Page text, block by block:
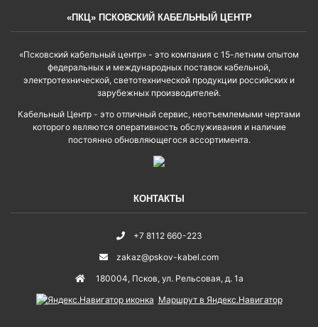
«ПКЦ» ПСКОВСКИЙ КАБЕЛЬНЫЙ ЦЕНТР
«Псковский кабельный центр» - это компания с 15-летним опытом
федеральных и международных поставок кабельной,
электротехнической, светотехнической продукции российских и
зарубежных производителей.
Кабельный Центр - это отличный сервис, неотъемлемыми чертами
которого являются оперативность обслуживания и наличие
постоянно обновляющегося ассортимента.
КОНТАКТЫ
+7 8112 660-223
zakaz@pskov-kabel.com
180004, Псков, ул. Рельсовая, д. 1а
Маршрут в Яндекс.Навигатор